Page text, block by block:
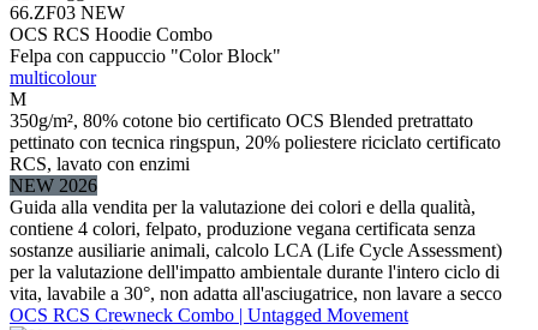
66.ZF03 NEW
OCS RCS Hoodie Combo
Felpa con cappuccio "Color Block"
multicolour
M
350g/m², 80% cotone bio certificato OCS Blended pretrattato
pettinato con tecnica ringspun, 20% poliestere riciclato certificato
RCS, lavato con enzimi
NEW 2026
Guida alla vendita per la valutazione dei colori e della qualità,
contiene 4 colori, felpato, produzione vegana certificata senza
sostanze ausiliarie animali, calcolo LCA (Life Cycle Assessment)
per la valutazione dell'impatto ambientale durante l'intero ciclo di
vita, lavabile a 30°, non adatta all'asciugatrice, non lavare a secco
OCS RCS Crewneck Combo | Untagged Movement